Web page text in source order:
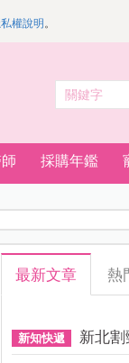
權說明 。
採購年鑑
最新文章 熱
新知快遞 新北